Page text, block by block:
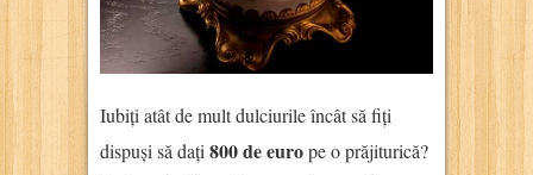
Iubiți atât de mult dulciurile încât să fiți
dispuși să dați 800 de europe o prăjiturică?